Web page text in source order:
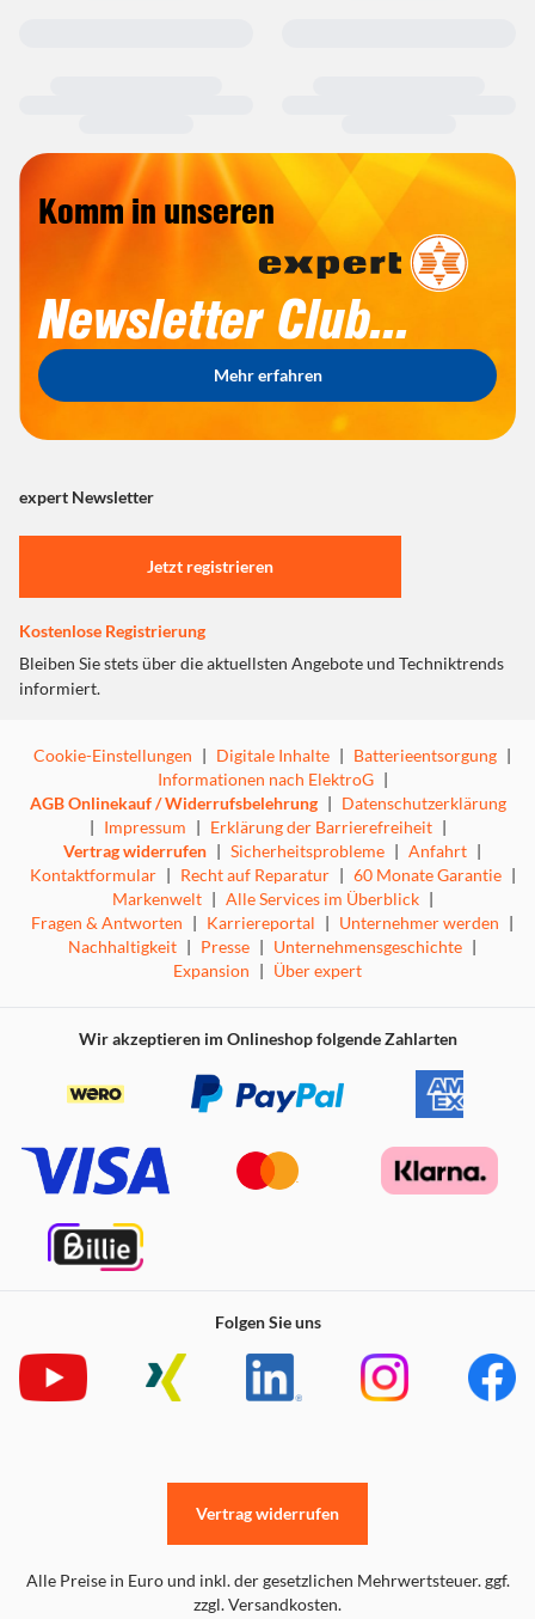
Komm in unseren
Newsletter Club...
Mehr erfahren
expert Newsletter
Jetzt registrieren
Kostenlose Registrierung
Bleiben Sie stets über die aktuellsten Angebote und Techniktrends
informiert.
Cookie-Einstellungen | Digitale Inhalte | Batterieentsorgung |
Informationen nach ElektroG |
AGB Onlinekauf / Widerrufsbelehrung | Datenschutzerklärung
| Impressum | Erklärung der Barrierefreiheit |
Vertrag widerrufen | Sicherheitsprobleme | Anfahrt |
Kontaktformular | Recht auf Reparatur | 60 Monate Garantie |
Markenwelt | Alle Services im Überblick |
Fragen & Antworten | Karriereportal | Unternehmer werden |
Nachhaltigkeit | Presse | Unternehmensgeschichte |
Expansion | Über expert
Wir akzeptieren im Onlineshop folgende Zahlarten
Folgen Sie uns
Alle Preise in Euro und inkl. der gesetzlichen Mehrwertsteuer. ggf.
zzgl. Versandkosten.
Vertrag widerrufen